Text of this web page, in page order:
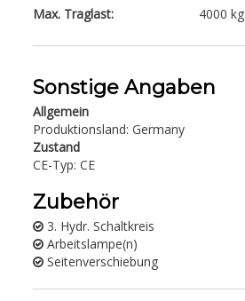
Max. Traglast:
4000 kg
Sonstige Angaben
Allgemein
Produktionsland: Germany
Zustand
CE-Typ: CE
Zubehör
3. Hydr. Schaltkreis
Arbeitslampe(n)
Seitenverschiebung